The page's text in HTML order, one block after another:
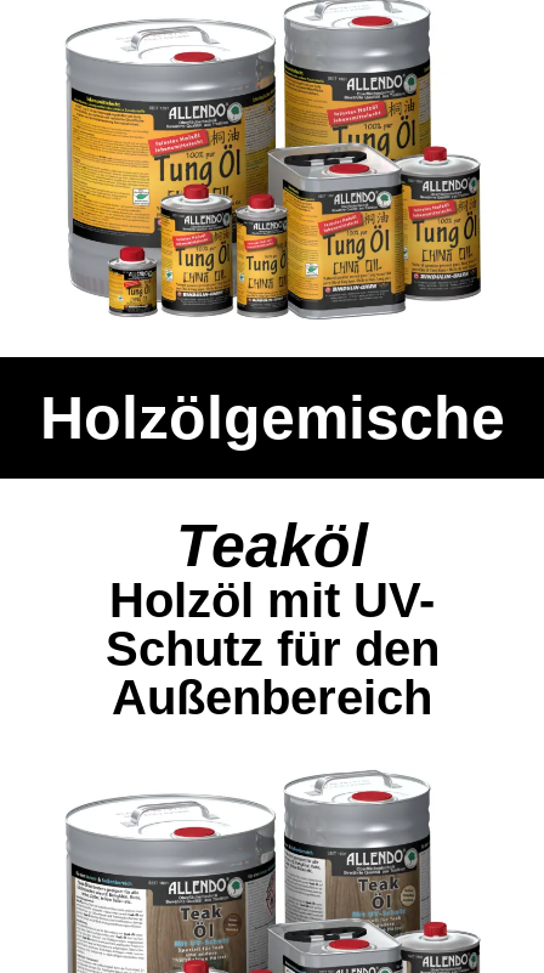
Holzölgemische
Teaköl
Holzöl mit UV-
Schutz für den
Außenbereich